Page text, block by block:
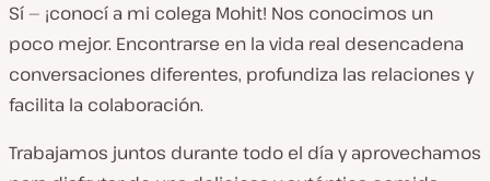
Sí — ¡conocí a mi colega Mohit! Nos conocimos un
poco mejor. Encontrarse en la vida real desencadena
conversaciones diferentes, profundiza las relaciones y
facilita la colaboración.
Trabajamos juntos durante todo el día y aprovechamos